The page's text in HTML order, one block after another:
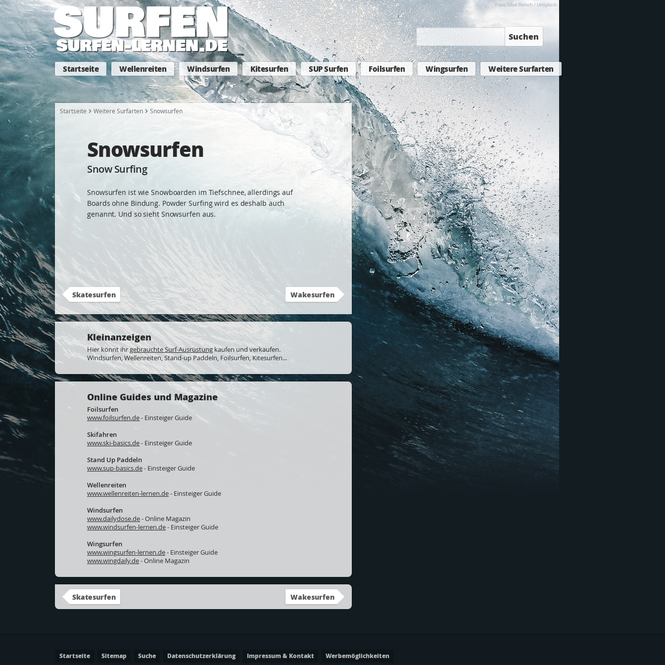
Suchen
Startseite Wellenreiten Windsurfen Kitesurfen SUP Surfen Foilsurfen Wingsurfen Weitere Surfarten
Startseite Weitere Surfarten Snowsurfen
Snowsurfen
Snow Surfing
Snowsurfen ist wie Snowboarden im Tiefschnee, allerdings auf
Boards ohne Bindung. Powder Surfing wird es deshalb auch
genannt. Und so sieht Snowsurfen aus.
Skatesurfen Wakesurfen
Kleinanzeigen
Hier könnt ihrgebrauchte Surf-Ausrüstungkaufen und verkaufen.
Windsurfen, Wellenreiten, Stand-up Paddeln, Foilsurfen, Kitesurfen...
Online Guides und Magazine
Foilsurfen
www.foilsurfen.de- Einsteiger Guide
Skifahren
www.ski-basics.de- Einsteiger Guide
Stand Up Paddeln
www.sup-basics.de- Einsteiger Guide
Wellenreiten
www.wellenreiten-lernen.de- Einsteiger Guide
Windsurfen
www.dailydose.de- Online Magazin
www.windsurfen-lernen.de- Einsteiger Guide
Wingsurfen
www.wingsurfen-lernen.de- Einsteiger Guide
www.wingdaily.de- Online Magazin
Skatesurfen Wakesurfen
Startseite Sitemap Suche Datenschutzerklärung Impressum & Kontakt Werbemöglichkeiten